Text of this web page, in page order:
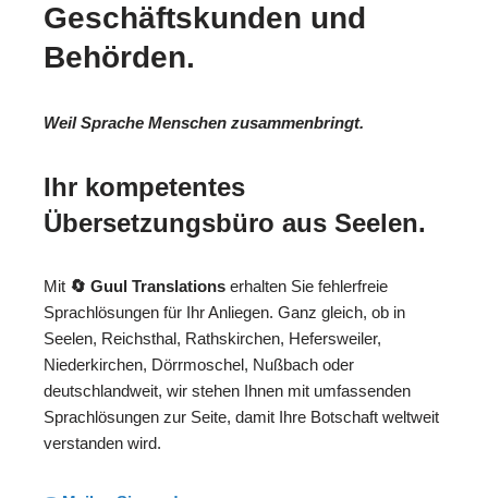
Geschäftskunden und
Behörden.
Weil Sprache Menschen zusammenbringt.
Ihr kompetentes
Übersetzungsbüro aus Seelen.
Mit 🔄 Guul Translations erhalten Sie fehlerfreie
Sprachlösungen für Ihr Anliegen. Ganz gleich, ob in
Seelen, Reichsthal, Rathskirchen, Hefersweiler,
Niederkirchen, Dörrmoschel, Nußbach oder
deutschlandweit, wir stehen Ihnen mit umfassenden
Sprachlösungen zur Seite, damit Ihre Botschaft weltweit
verstanden wird.